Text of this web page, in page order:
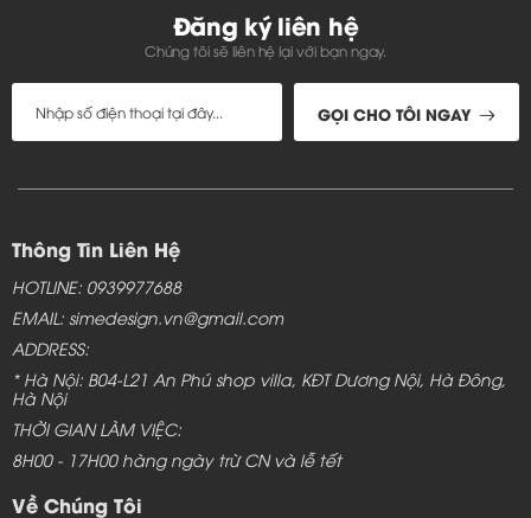
Đăng ký liên hệ
Chúng tôi sẽ liên hệ lại với bạn ngay.
GỌI CHO TÔI NGAY
Thông Tin Liên Hệ
HOTLINE: 0939977688
EMAIL: simedesign.vn@gmail.com
ADDRESS:
* Hà Nội: B04-L21 An Phú shop villa, KĐT Dương Nội, Hà Đông,
Hà Nội
THỜI GIAN LÀM VIỆC:
8H00 - 17H00 hàng ngày trừ CN và lễ tết
Về Chúng Tôi